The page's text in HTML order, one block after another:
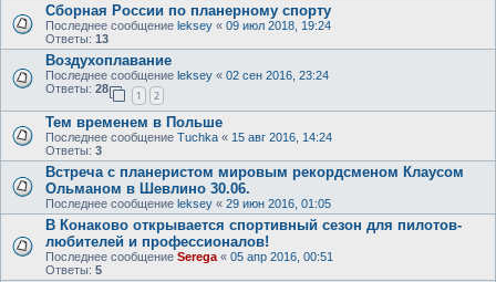
Сборная России по планерному спорту
Последнее сообщение leksey « 09 июл 2018, 19:24
Ответы: 13
Воздухоплавание
Последнее сообщение leksey « 02 сен 2016, 23:24
Ответы: 28
1 2
Тем временем в Польше
Последнее сообщение Tuchka « 15 авг 2016, 14:24
Ответы: 3
Встреча с планеристом мировым рекордсменом Клаусом
Ольманом в Шевлино 30.06.
Последнее сообщение leksey « 29 июн 2016, 01:05
В Конаково открывается спортивный сезон для пилотов-
любителей и профессионалов!
Последнее сообщение Serega« 05 апр 2016, 00:51
Ответы: 5